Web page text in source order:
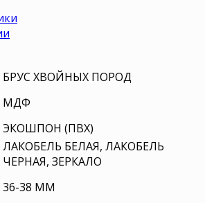
БРУС ХВОЙНЫХ ПОРОД
МДФ
ЭКОШПОН (ПВХ)
ЛАКОБЕЛЬ БЕЛАЯ, ЛАКОБЕЛЬ
ЧЕРНАЯ, ЗЕРКАЛО
36-38 ММ